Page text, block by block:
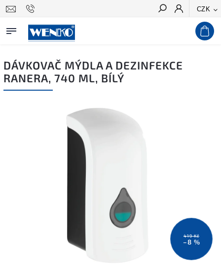
CZK
Hledat
DÁVKOVAČ MÝDLA A DEZINFEKCE
RANERA, 740 ML, BÍLÝ
419 Kč
–8 %